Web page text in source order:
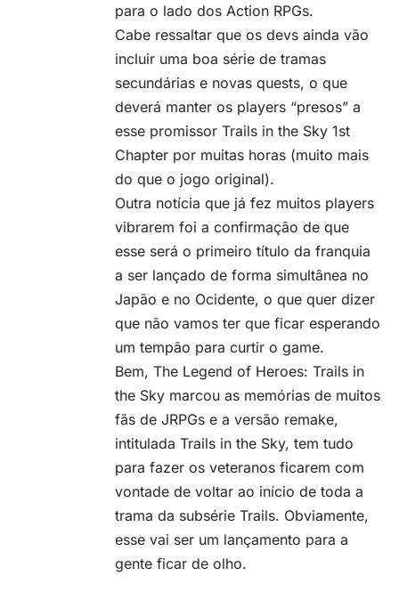
para o lado dos Action RPGs.
Cabe ressaltar que os devs ainda vão
incluir uma boa série de tramas
secundárias e novas quests, o que
deverá manter os players “presos” a
esse promissor Trails in the Sky 1st
Chapter por muitas horas (muito mais
do que o jogo original).
Outra notícia que já fez muitos players
vibrarem foi a confirmação de que
esse será o primeiro título da franquia
a ser lançado de forma simultânea no
Japão e no Ocidente, o que quer dizer
que não vamos ter que ficar esperando
um tempão para curtir o game.
Bem, The Legend of Heroes: Trails in
the Sky marcou as memórias de muitos
fãs de JRPGs e a versão remake,
intitulada Trails in the Sky, tem tudo
para fazer os veteranos ficarem com
vontade de voltar ao início de toda a
trama da subsérie Trails. Obviamente,
esse vai ser um lançamento para a
gente ficar de olho.